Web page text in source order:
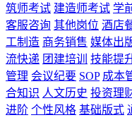
筑师考试 建造师考试 学
客服咨询 其他岗位 酒店
工制造 商务销售 媒体出
流快递 团建培训 技能提
管理 会议纪要 SOP 成本
合知识 人文历史 投资理
进阶 个性风格 基础版式